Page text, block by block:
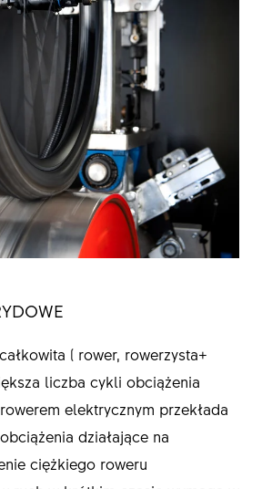
( rower, rowerzysta+
liczba cykli obciążenia
elektrycznym przekłada
działające na
ciężkiego roweru